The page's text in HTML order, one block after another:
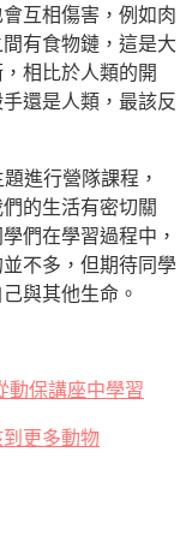
互相傷害，例如肉
有食物鏈，這是大
相比於人類的開
還是人類，最該反
進行營隊課程，
的生活有密切關
們在學習過程中，
不多，但期待同學
與其他生命。
動保講座中學習
到更多動物